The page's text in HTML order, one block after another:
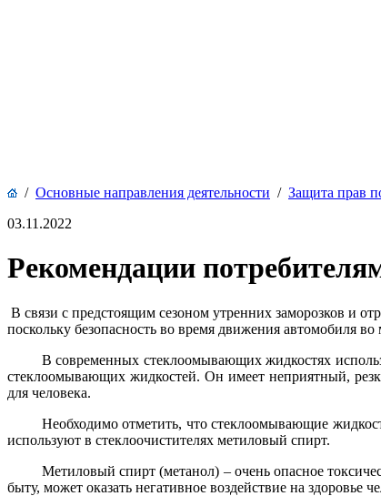
/ Основные направления деятельности / Защита прав
03.11.2022
Рекомендации
В связи с предстоящим сезоном утренних заморозков и
поскольку безопасность во время движения автомобиля во
В современных стеклоомывающих жидкостях
стеклоомывающих жидкостей. Он имеет неприятный,
для человека.
Необходимо отметить, что стеклоомывающие
используют в стеклоочистителях метиловый спирт.
Метиловый спирт (метанол) – очень опасное
быту, может оказать негативное воздействие на здоровье